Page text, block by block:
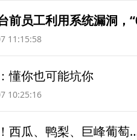
前员工利用系统漏洞，
11:15:58
懂你也可能坑你
10:25:16
西瓜、鸭梨、巨峰葡